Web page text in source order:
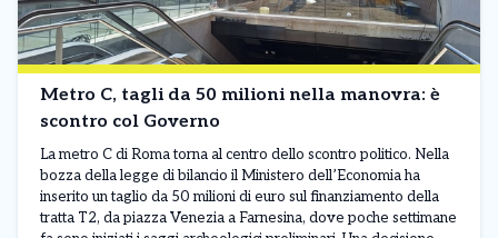
Metro C, tagli da 50 milioni nella manovra: è
scontro col Governo
La metro C di Roma torna al centro dello scontro politico. Nella
bozza della legge di bilancio il Ministero dell’Economia ha
inserito un taglio da 50 milioni di euro sul finanziamento della
tratta T2, da piazza Venezia a Farnesina, dove poche settimane